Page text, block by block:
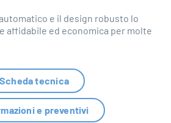
e il design robusto lo
affidabile ed economica per molte
Scheda tecnica
e preventivi